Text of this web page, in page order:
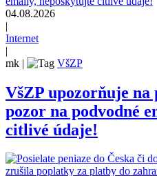
04.08.2026
|
Internet
|
mk | VšZP
VšZP upozorňuje na
pozor na podvodné
citlivé údaje!